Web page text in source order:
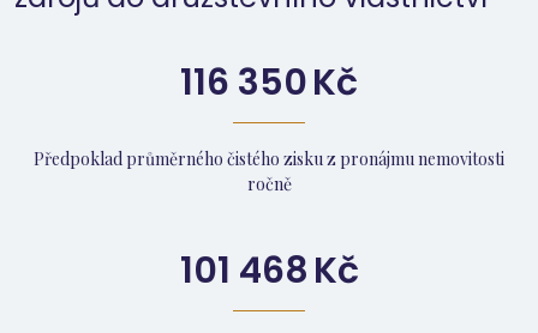
116 350Kč
Předpoklad průměrného čistého zisku z pronájmu nemovitosti
ročně
101 468Kč